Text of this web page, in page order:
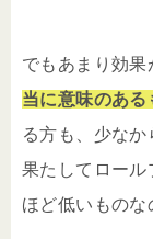
でもあまり効果
当に意味のある
る方も、少なか
果たしてロール
ほど低いものな